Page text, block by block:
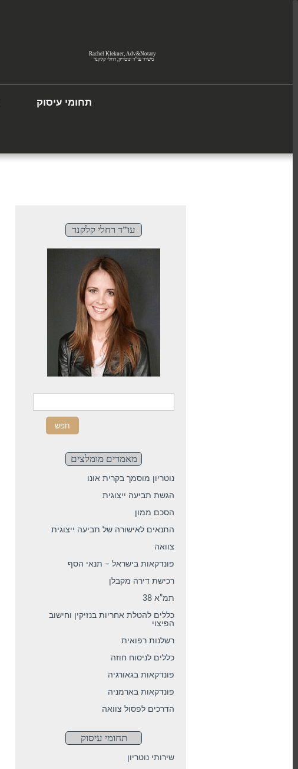
תחומי עיסוק
עו”ד רחלי קלקנר
מאמרים מומלצים
נוטריון מוסמך בקרית אונו
הגשת תביעה ייצוגית
הסכם ממון
התנאים לאישורה של תביעה ייצוגית
צוואה
פונדקאות בישראל – תנאי הסף
רכישת דירה מקבלן
תמ”א 38
כללים להטלת אחריות בנזיקין וחישוב
הפיצוי
רשלנות רפואית
כללים לניסוח חוזה
פונדקאות בגאורגיה
פונדקאות בארמניה
הדרכים לפסול צוואה
תחומי עיסוק
שירותי נוטריון